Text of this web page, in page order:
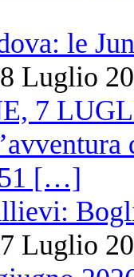
le
Luglio
Luglio